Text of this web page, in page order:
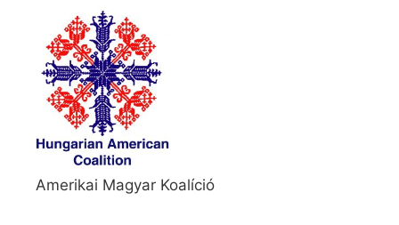
Amerikai Magyar Koalíció